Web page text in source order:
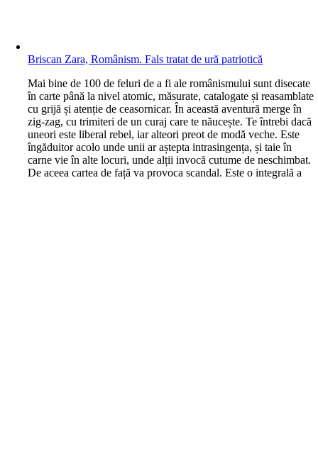
Briscan Zara, Românism. Fals tratat de ură patriotică
Mai bine de 100 de feluri de a fi ale românismului sunt disecate
în carte până la nivel atomic, măsurate, catalogate și reasamblate
cu grijă și atenție de ceasornicar. În această aventură merge în
zig-zag, cu trimiteri de un curaj care te năucește. Te întrebi dacă
uneori este liberal rebel, iar alteori preot de modă veche. Este
îngăduitor acolo unde unii ar aștepta intrasingența, și taie în
carne vie în alte locuri, unde alții invocă cutume de neschimbat.
De aceea cartea de față va provoca scandal. Este o integrală a